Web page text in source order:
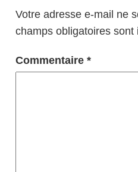
Votre adresse e-mail ne
champs obligatoires sont
Commentaire *